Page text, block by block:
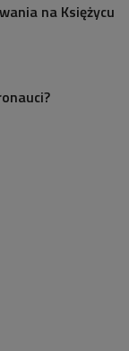
na Księżycu